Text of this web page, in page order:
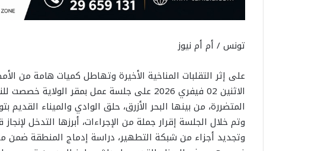
تونس / أم أم نيوز
على إثر التقلبات المناخية الأخيرة وتهاطل كميات هامة من
الاثنين 02 فيفري 2026 على جلسة عمل بمقر
المتضررة، من بينها البحر الأزرق، حلق الوادي والميناء القديم
وتم خلال الجلسة إقرار جملة من الإجراءات، أبرزها التدخل
وتجديد أجزاء من شبكة التطهير، دراسة إدماج المنطقة ضمن